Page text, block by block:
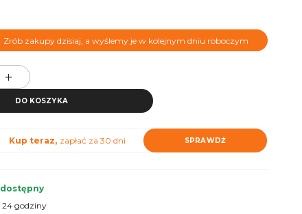
Zrób zakupy dzisiaj, a wyślemy je w kolejnym dniu roboczym
DO KOSZYKA
Kup teraz, zapłać za 30 dni SPRAWDŹ
dostępny
24 godziny